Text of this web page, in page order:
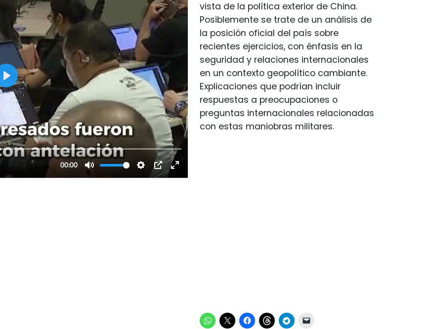
vista de la política exterior de China.
Posiblemente se trate de un análisis de
la posición oficial del país sobre
recientes ejercicios, con énfasis en la
seguridad y relaciones internacionales
en un contexto geopolítico cambiante.
Explicaciones que podrían incluir
respuestas a preocupaciones o
preguntas internacionales relacionadas
con estas maniobras militares.